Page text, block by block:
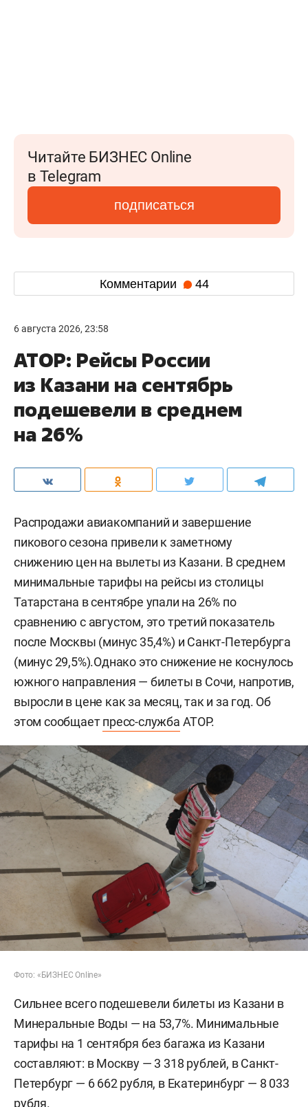
Читайте БИЗНЕС Online
в Telegram
подписаться
Комментарии 44
6 августа 2026, 23:58
АТОР: Рейсы России
из Казани на сентябрь
подешевели в среднем
на 26%
Распродажи авиакомпаний и завершение
пикового сезона привели к заметному
снижению цен на вылеты из Казани. В среднем
минимальные тарифы на рейсы из столицы
Татарстана в сентябре упали на 26% по
сравнению с августом, это третий показатель
после Москвы (минус 35,4%) и Санкт-Петербурга
(минус 29,5%).Однако это снижение не коснулось
южного направления — билеты в Сочи, напротив,
выросли в цене как за месяц, так и за год. Об
этом сообщаетпресс-служба АТОР.
Фото: «БИЗНЕС Online»
Сильнее всего подешевели билеты из Казани в
Минеральные Воды — на 53,7%. Минимальные
тарифы на 1 сентября без багажа из Казани
составляют: в Москву — 3 318 рублей, в Санкт-
Петербург — 6 662 рубля, в Екатеринбург — 8 033
рубля.